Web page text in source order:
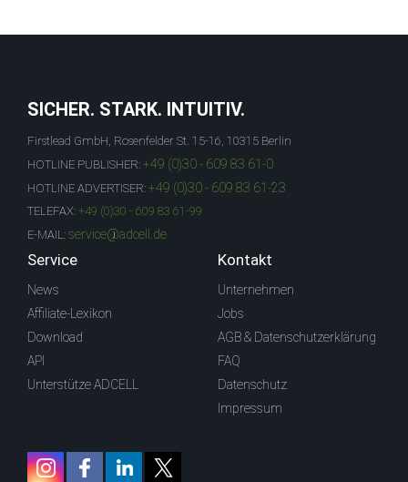
SICHER. STARK. INTUITIV.
Firstlead GmbH, Rosenfelder St. 15-16, 10315 Berlin
HOTLINE PUBLISHER: +49 (0)30 - 609 83 61-0
HOTLINE ADVERTISER: +49 (0)30 - 609 83 61-23
TELEFAX: +49 (0)30 - 609 83 61-99
E-MAIL: service@adcell.de
Service
News
Affiliate-Lexikon
Download
API
Unterstütze ADCELL
Kontakt
Unternehmen
Jobs
AGB & Datenschutzerklärung
FAQ
Datenschutz
Impressum